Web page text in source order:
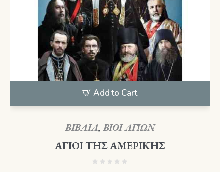
Add to Cart
ΒΙΒΛΙΑ,ΒΙΟΙ ΑΓΙΩΝ
ΑΓΙΟΙ ΤΗΣ ΑΜΕΡΙΚΗΣ